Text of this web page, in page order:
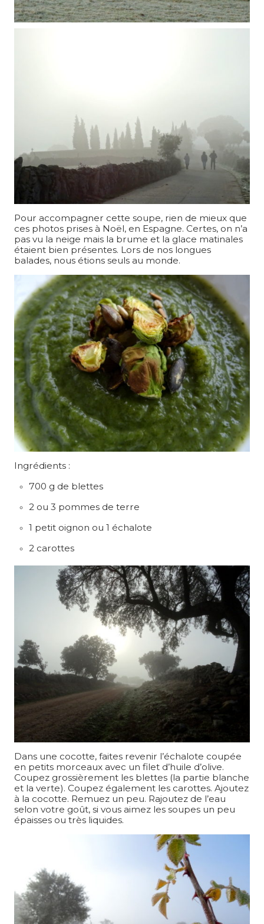
Pour accompagner cette soupe, rien de mieux que
ces photos prises à Noël, en Espagne. Certes, on n’a
pas vu la neige mais la brume et la glace matinales
étaient bien présentes. Lors de nos longues
balades, nous étions seuls au monde.
Ingrédients :
700 g de blettes
2 ou 3 pommes de terre
1 petit oignon ou 1 échalote
2 carottes
Dans une cocotte, faites revenir l’échalote coupée
en petits morceaux avec un filet d’huile d’olive.
Coupez grossièrement les blettes (la partie blanche
et la verte). Coupez également les carottes. Ajoutez
à la cocotte. Remuez un peu. Rajoutez de l’eau
selon votre goût, si vous aimez les soupes un peu
épaisses ou très liquides.